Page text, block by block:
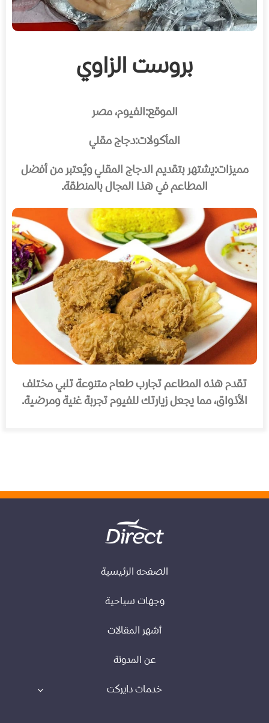
بروست الزاوي
الموقع:الفيوم، مصر
المأكولات:دجاج مقلي
مميزات:يشتهر بتقديم الدجاج المقلي ويُعتبر من أفضل
المطاعم في هذا المجال بالمنطقة.
تقدم هذه المطاعم تجارب طعام متنوعة تلبي مختلف
الأذواق، مما يجعل زيارتك للفيوم تجربة غنية ومرضية.
الصفحه الرئيسية
وجهات سياحية
أشهر المقالات
عن المدونة
خدمات دايركت